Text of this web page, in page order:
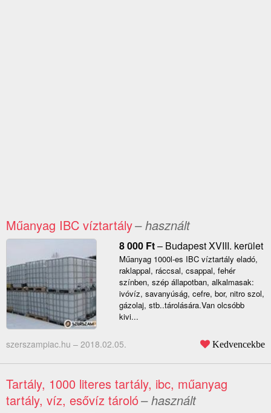
Műanyag IBC víztartály– használt
8 000 Ft– Budapest XVIII. kerület
Műanyag 1000l-es IBC víztartály eladó,
raklappal, ráccsal, csappal, fehér
színben, szép állapotban, alkalmasak:
ivóvíz, savanyúság, cefre, bor, nitro szol,
gázolaj, stb..tárolására.Van olcsóbb
kivi...
szerszampiac.hu – 2018.02.05. Kedvencekbe
Tartály, 1000 literes tartály, ibc, műanyag
tartály, víz, esővíz tároló– használt